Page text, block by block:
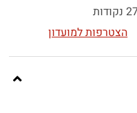
הצטרפות למועדון